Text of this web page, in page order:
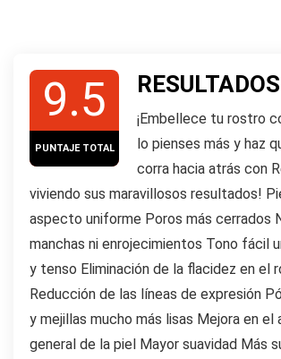
9.5
PUNTAJE TOTAL
RESULTADOS
¡Embellece tu rostro
lo pienses más y haz
corra hacia atrás con
viviendo sus maravillosos resultados!
aspecto uniforme Poros más cerrados
manchas ni enrojecimientos Tono fácil
y tenso Eliminación de la flacidez en el
Reducción de las líneas de expresión
y mejillas mucho más lisas Mejora en el
general de la piel Mayor suavidad Más